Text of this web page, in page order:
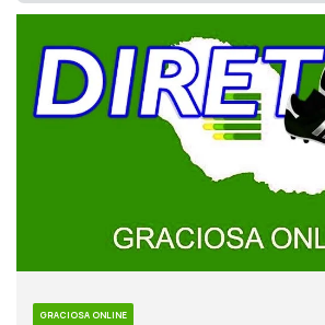
GRACIOSA ONLINE